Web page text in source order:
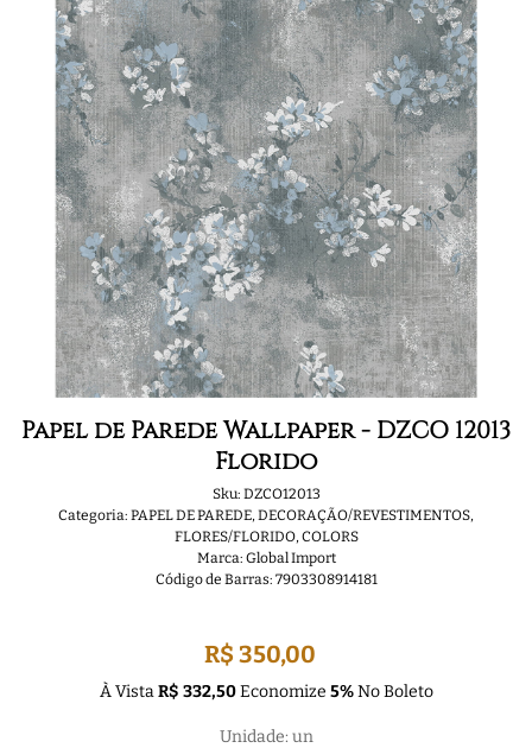
Papel de Parede Wallpaper - DZCO 12013
Florido
Sku: DZCO12013
Categoria: PAPEL DE PAREDE,DECORAÇÃO/REVESTIMENTOS,
FLORES/FLORIDO,COLORS
Marca: Global Import
Código de Barras: 7903308914181
R$ 350,00
À VistaR$ 332,50Economize 5%No Boleto
Unidade: un